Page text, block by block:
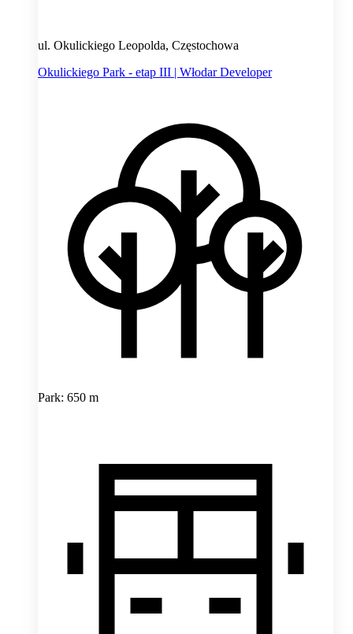
ul. Okulickiego Leopolda, Częstochowa
Okulickiego Park - etap III | Włodar Developer
Park: 650 m